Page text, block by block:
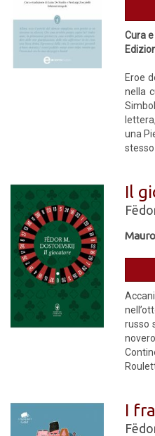
Cura
Eroe
nella
una
stesso
Il
russo
I